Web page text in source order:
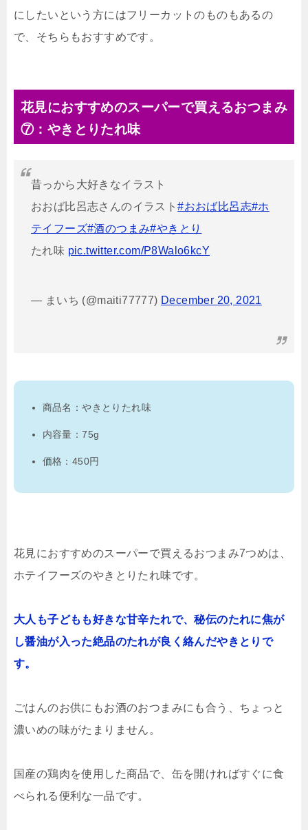
にしたいという方にはフリーカットのものもあるの
で、そちらもおすすめです。
花見におすすめのスーパーで買えるおつまみ
⑦：やきとりたれ味
昔っから大好きなイラスト
おおば比呂志さんのイラスト#おおば比呂志#ホ
テイフーズ#酒のつまみ#やきとり
たれ味 pic.twitter.com/P8Walo6kcY
— まいち (@maiti77777) December 20, 2021
商品名：やきとりたれ味
内容量：75g
価格：450円
花見におすすめのスーパーで買えるおつまみ7つめは、
ホテイフーズのやきとりたれ味です。
大人も子どもも好きな甘辛たれで、秘伝のたれに焦が
し醤油が入った絶品のたれが良く絡んだやきとりで
す。
ごはんのお供にもお酒のおつまみにも合う、ちょっと
濃いめの味がたまりません。
国産の鶏肉を使用した商品で、缶を開ければすぐに食
べられる便利な一品です。